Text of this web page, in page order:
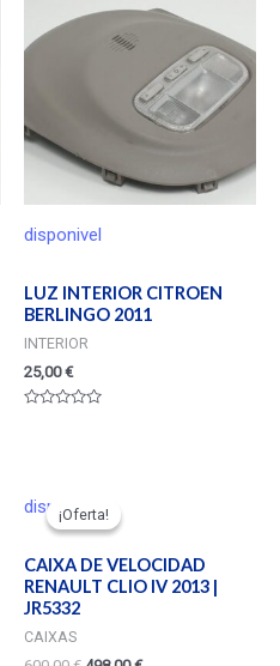
disponivel
LUZ INTERIOR CITROEN
BERLINGO 2011
INTERIOR
25,00€
¡Oferta!
disponivel
¡Oferta!
CAIXA DE VELOCIDAD
RENAULT CLIO IV 2013 |
JR5332
CAIXAS